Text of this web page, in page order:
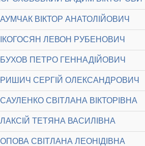
ВІКТОР АНАТОЛІЙОВИЧ
ЛЕВОН РУБЕНОВИЧ
ПЕТРО ГЕННАДІЙОВИЧ
СЕРГІЙ ОЛЕКСАНДРОВИЧ
СВІТЛАНА ВІКТОРІВНА
ТЕТЯНА ВАСИЛІВНА
СВІТЛАНА ЛЕОНІДІВНА